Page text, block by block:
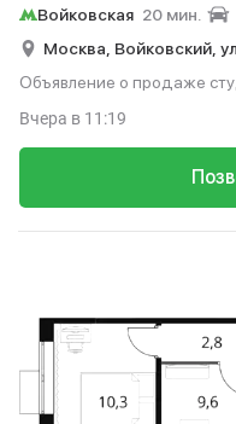
Войковская 20 мин.
Москва, Войковский,
Объявление о продаже
Вчера в 11:19